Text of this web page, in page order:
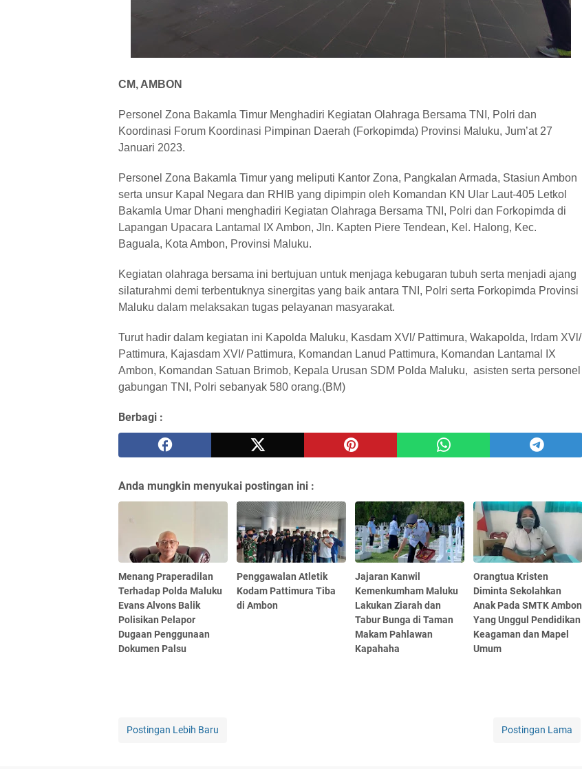
CM, AMBON
Personel Zona Bakamla Timur Menghadiri Kegiatan Olahraga Bersama TNI, Polri dan
Koordinasi Forum Koordinasi Pimpinan Daerah (Forkopimda) Provinsi Maluku, Jum’at 27
Januari 2023.
Personel Zona Bakamla Timur yang meliputi Kantor Zona, Pangkalan Armada, Stasiun Ambon
serta unsur Kapal Negara dan RHIB yang dipimpin oleh Komandan KN Ular Laut-405 Letkol
Bakamla Umar Dhani menghadiri Kegiatan Olahraga Bersama TNI, Polri dan Forkopimda di
Lapangan Upacara Lantamal IX Ambon, Jln. Kapten Piere Tendean, Kel. Halong, Kec.
Baguala, Kota Ambon, Provinsi Maluku.
Kegiatan olahraga bersama ini bertujuan untuk menjaga kebugaran tubuh serta menjadi ajang
silaturahmi demi terbentuknya sinergitas yang baik antara TNI, Polri serta Forkopimda Provinsi
Maluku dalam melaksakan tugas pelayanan masyarakat.
Turut hadir dalam kegiatan ini Kapolda Maluku, Kasdam XVl/ Pattimura, Wakapolda, Irdam XVl/
Pattimura, Kajasdam XVI/ Pattimura, Komandan Lanud Pattimura, Komandan Lantamal IX
Ambon, Komandan Satuan Brimob, Kepala Urusan SDM Polda Maluku, asisten serta personel
gabungan TNI, Polri sebanyak 580 orang.(BM)
Berbagi :
Anda mungkin menyukai postingan ini :
Menang Praperadilan
Terhadap Polda Maluku
Evans Alvons Balik
Polisikan Pelapor
Dugaan Penggunaan
Dokumen Palsu
Penggawalan Atletik
Kodam Pattimura Tiba
di Ambon
Jajaran Kanwil
Kemenkumham Maluku
Lakukan Ziarah dan
Tabur Bunga di Taman
Makam Pahlawan
Kapahaha
Orangtua Kristen
Diminta Sekolahkan
Anak Pada SMTK Ambon
Yang Unggul Pendidikan
Keagaman dan Mapel
Umum
Postingan Lebih Baru Postingan Lama